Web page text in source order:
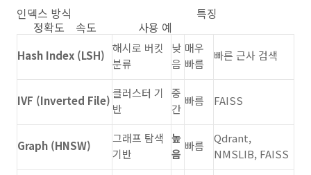
인덱스 방식 특징
정확도 속도 사용 예
Hash Index (LSH)
해시로 버킷
분류
낮
음
매우
빠름
빠른 근사 검색
IVF (Inverted File)
클러스터 기
반
중
간
빠름 FAISS
Graph (HNSW)
그래프 탐색
기반
높
음
빠름
Qdrant,
NMSLIB, FAISS